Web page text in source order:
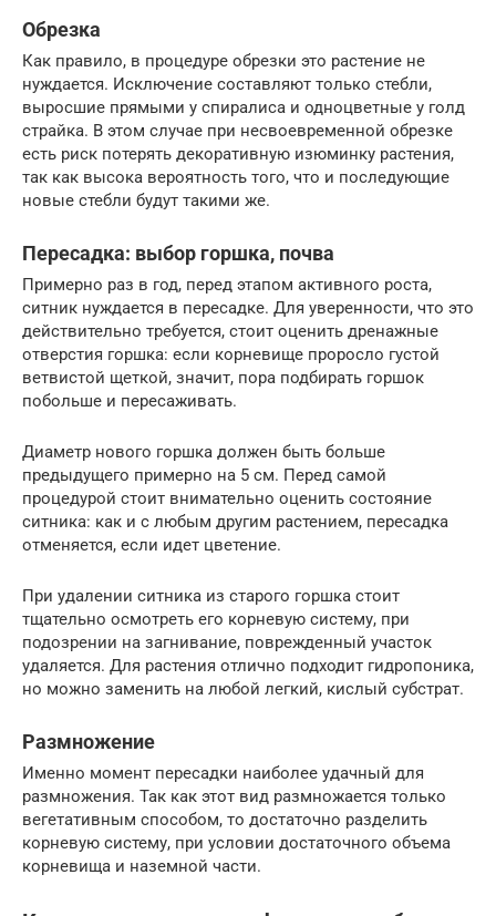
Обрезка
Как правило, в процедуре обрезки это растение не
нуждается. Исключение составляют только стебли,
выросшие прямыми у спиралиса и одноцветные у голд
страйка. В этом случае при несвоевременной обрезке
есть риск потерять декоративную изюминку растения,
так как высока вероятность того, что и последующие
новые стебли будут такими же.
Пересадка: выбор горшка, почва
Примерно раз в год, перед этапом активного роста,
ситник нуждается в пересадке. Для уверенности, что это
действительно требуется, стоит оценить дренажные
отверстия горшка: если корневище проросло густой
ветвистой щеткой, значит, пора подбирать горшок
побольше и пересаживать.
Диаметр нового горшка должен быть больше
предыдущего примерно на 5 см. Перед самой
процедурой стоит внимательно оценить состояние
ситника: как и с любым другим растением, пересадка
отменяется, если идет цветение.
При удалении ситника из старого горшка стоит
тщательно осмотреть его корневую систему, при
подозрении на загнивание, поврежденный участок
удаляется. Для растения отлично подходит гидропоника,
но можно заменить на любой легкий, кислый субстрат.
Размножение
Именно момент пересадки наиболее удачный для
размножения. Так как этот вид размножается только
вегетативным способом, то достаточно разделить
корневую систему, при условии достаточного объема
корневища и наземной части.